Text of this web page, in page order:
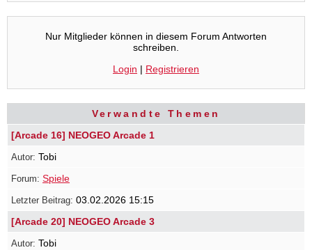
Nur Mitglieder können in diesem Forum Antworten
schreiben.
Login | Registrieren
Verwandte Themen
[Arcade 16] NEOGEO Arcade 1
Tobi
Spiele
03.02.2026 15:15
[Arcade 20] NEOGEO Arcade 3
Tobi